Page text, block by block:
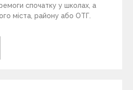
спочатку у школах, а
міста, району або ОТГ.